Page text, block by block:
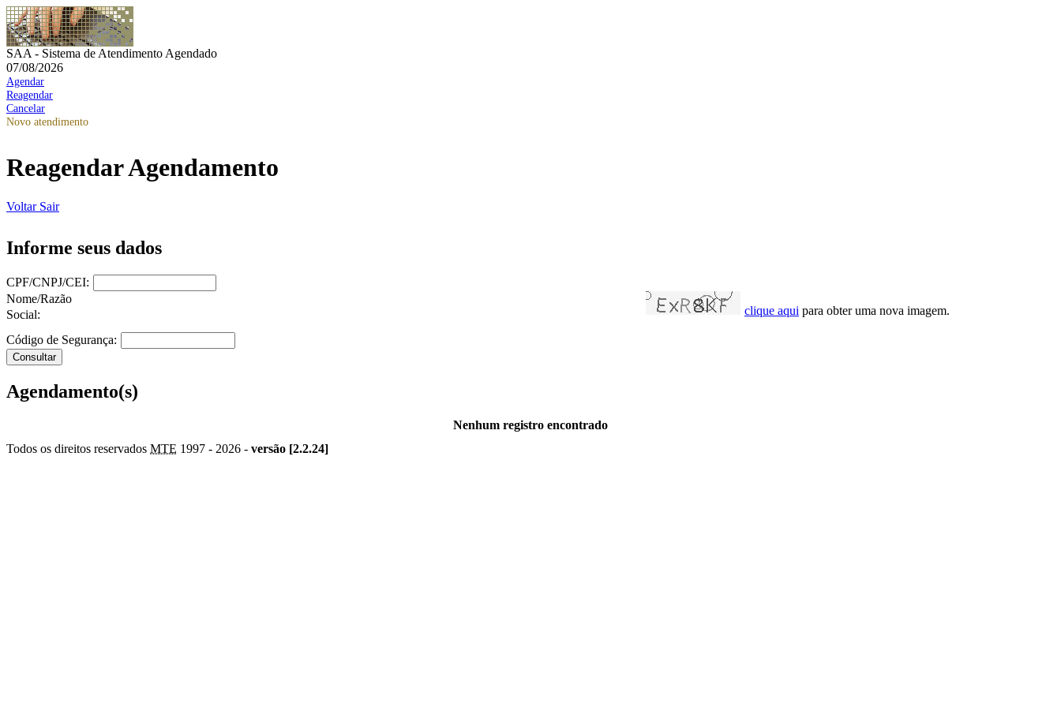
SAA - Sistema de Atendimento Agendado
07/08/2026
Agendar
Reagendar
Cancelar
Novo atendimento
Reagendar Agendamento
Voltar Sair
Informe seus dados
CPF/CNPJ/CEI:
Nome/Razão
Social:
clique aqui para obter uma nova imagem.
Código de Segurança:
Agendamento(s)
Nenhum registro encontrado
Todos os direitos reservados MTE 1997 - 2026 - versão [2.2.24]